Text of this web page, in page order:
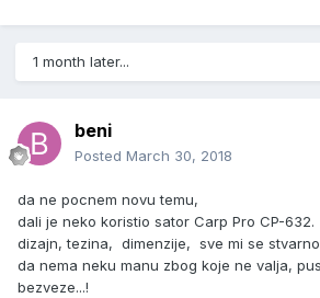
1 month later...
beni
Posted March 30, 2018
da ne pocnem novu temu,
dali je neko koristio sator Carp Pro CP-632.
dizajn, tezina, dimenzije, sve mi se
da nema neku manu zbog koje ne valja,
bezveze...!